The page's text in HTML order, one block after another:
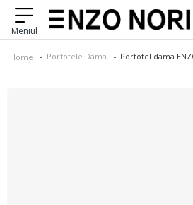
Home Portofele Dama Portofel dama